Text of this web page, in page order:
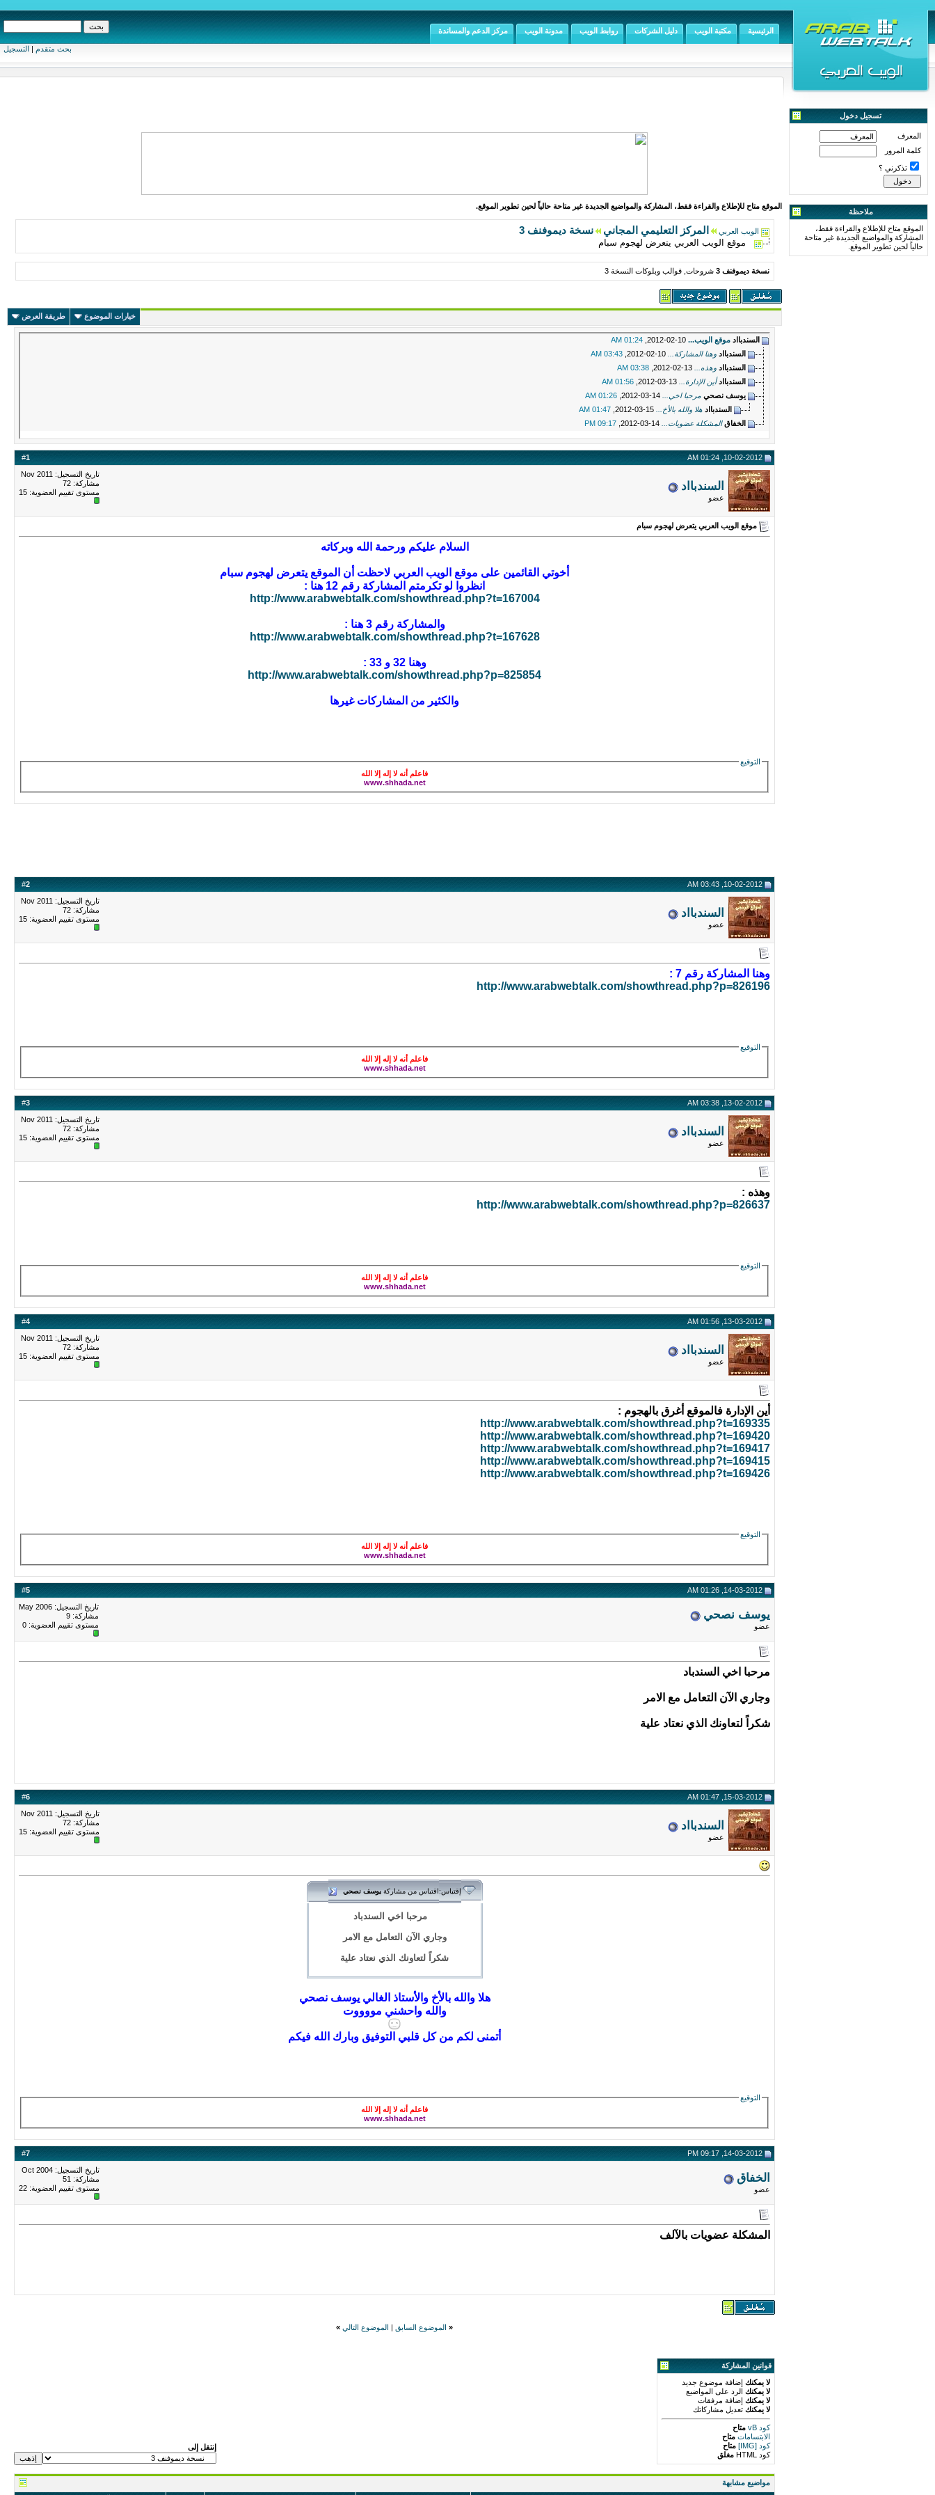
بحث متقدم | التسجيل
الرئيسية مكتبة الويب دليل الشركات روابط الويب مدونة الويب مركز الدعم والمساندة
تسجيل دخول
المعرف
كلمة المرور
تذكرني ؟
ملاحظة
الموقع متاح للإطلاع والقراءة فقط،
المشاركة والمواضيع الجديدة غير متاحة
حالياً لحين تطوير الموقع.
الموقع متاح للإطلاع والقراءة فقط، المشاركة والمواضيع الجديدة غير متاحة حالياً لحين تطوير الموقع.
الويب العربي المركز التعليمي المجاني نسخة ديموفنف 3
موقع الويب العربي يتعرض لهجوم سبام
نسخة ديموفنف 3 شروحات, قوالب وبلوكات النسخة 3
خيارات الموضوع طريقة العرض
السندبااد موقع الويب...
01:24 AM
السندبااد وهنا المشاركة...
03:43 AM
السندبااد وهذه...
03:38 AM
السندبااد أين الإدارة...
01:56 AM
يوسف نصحي مرحبا اخي...
01:26 AM
السندبااد هلا والله بالأخ...
01:47 AM
الخفاق المشكلة عضويات... 09:17 PM
#1
السندبااد
عضو
تاريخ التسجيل: Nov 2011
مشاركة: 72
مستوى تقييم العضوية: 15
موقع الويب العربي يتعرض لهجوم سبام
السلام عليكم ورحمة الله وبركاته
أخوتي القائمين على موقع الويب العربي لاحظت أن الموقع يتعرض لهجوم سبام
انظروا لو تكرمتم المشاركة رقم 12 هنا :
http://www.arabwebtalk.com/showthread.php?t=167004
والمشاركة رقم 3 هنا :
http://www.arabwebtalk.com/showthread.php?t=167628
وهنا 32 و 33 :
http://www.arabwebtalk.com/showthread.php?p=825854
والكثير من المشاركات غيرها
التوقيع
فاعلم أنه لا إله إلا الله
www.shhada.net
#2
السندبااد
عضو
تاريخ التسجيل: Nov 2011
مشاركة: 72
مستوى تقييم العضوية: 15
وهنا المشاركة رقم 7 :
http://www.arabwebtalk.com/showthread.php?p=826196
التوقيع
فاعلم أنه لا إله إلا الله
www.shhada.net
#3
السندبااد
عضو
تاريخ التسجيل: Nov 2011
مشاركة: 72
مستوى تقييم العضوية: 15
وهذه :
http://www.arabwebtalk.com/showthread.php?p=826637
التوقيع
فاعلم أنه لا إله إلا الله
www.shhada.net
#4
السندبااد
عضو
تاريخ التسجيل: Nov 2011
مشاركة: 72
مستوى تقييم العضوية: 15
أين الإدارة فالموقع أغرق بالهجوم :
http://www.arabwebtalk.com/showthread.php?t=169335
http://www.arabwebtalk.com/showthread.php?t=169420
http://www.arabwebtalk.com/showthread.php?t=169417
http://www.arabwebtalk.com/showthread.php?t=169415
http://www.arabwebtalk.com/showthread.php?t=169426
التوقيع
فاعلم أنه لا إله إلا الله
www.shhada.net
#5
يوسف نصحي
عضو
تاريخ التسجيل: May 2006
مشاركة: 9
مستوى تقييم العضوية: 0
مرحبا اخي السندباد
وجاري الآن التعامل مع الامر
شكراً لتعاونك الذي نعتاد علية
#6
السندبااد
عضو
تاريخ التسجيل: Nov 2011
مشاركة: 72
مستوى تقييم العضوية: 15
إقتباس:اقتباس من مشاركةيوسف نصحي
مرحبا اخي السندباد
وجاري الآن التعامل مع الامر
شكراً لتعاونك الذي نعتاد علية
هلا والله بالأخ والأستاذ الغالي يوسف نصحي
والله واحشني مووووت
أتمنى لكم من كل قلبي التوفيق وبارك الله فيكم
التوقيع
فاعلم أنه لا إله إلا الله
www.shhada.net
#7
الخفاق
عضو
تاريخ التسجيل: Oct 2004
مشاركة: 51
مستوى تقييم العضوية: 22
المشكلة عضويات بالآلف
« الموضوع السابق الموضوع التالي »
قوانين المشاركة
لا يمكنك إضافة موضوع جديد
لا يمكنك الرد على المواضيع
لا يمكنك إضافة مرفقات
لا يمكنك تعديل مشاركاتك
كود vB
متاح
الابتسامات متاح
كود [IMG]
متاح
كود HTML
مغلق
إنتقل إلى
مواضيع مشابهة